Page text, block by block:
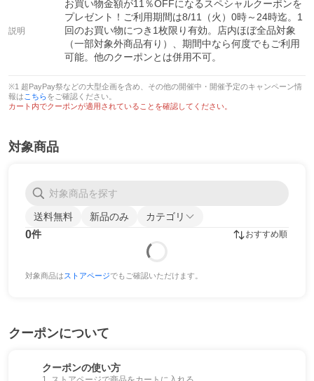
説明
お買い物金額が11％OFFになるスペシャルクーポンを
プレゼント！ご利用期間は8/11（火）0時～24時迄。1
回のお買い物につき1枚限り有効。店内ほぼ全品対象
（一部対象外商品有り）、期間中なら何度でもご利用
可能。他のクーポンとは併用不可。
※1 超PayPay祭などの大型企画を含め、その他の開催中・開催予定のキャンペーン情
報は こちらをご確認ください。
カート内でクーポンが適用されていることを確認してください。
対象商品
送料無料 新品のみ カテゴリ
0件 おすすめ順
対象商品はストアページでもご確認いただけます。
クーポンについて
クーポンの使い方